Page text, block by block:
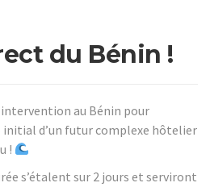
du Bénin !
au Bénin pour
d’un futur complexe hôtelier
!
s’étalent sur 2 jours et serviront